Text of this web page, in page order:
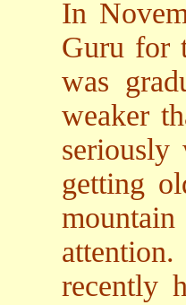
In
Guru for
was
weaker
getting
recently